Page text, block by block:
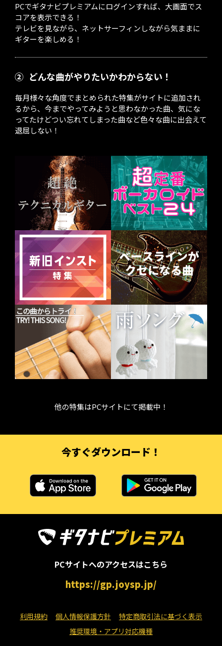
PCでギタナビプレミアムにログインすれば、大画面でス
コアを表示できる！
テレビを見ながら、ネットサーフィンしながら気ままに
ギターを楽しめる！
② どんな曲がやりたいかわからない！
毎月様々な角度でまとめられた特集がサイトに追加され
るから、今までやってみようと思わなかった曲、気にな
ってたけどつい忘れてしまった曲など色々な曲に出会えて
退屈しない！
他の特集はPCサイトにて掲載中！
今すぐダウンロード！
PCサイトへのアクセスはこちら
https://gp.joysp.jp/
利用規約 個人情報保護方針
特定商取引法に基づく表示
推奨環境・アプリ対応機種